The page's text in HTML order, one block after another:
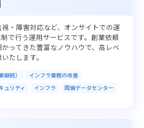
・障害対応など、オンサイトでの運
で行う運用サービスです。創業依頼
ってきた豊富なノウハウで、高レベ
たします。
継続）
インフラ業務の改善
ュリティ インフラ 両備データセンター